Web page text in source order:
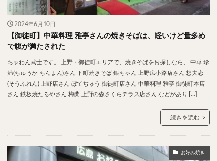
2024年6月10日
【御徒町】中華料理 雅亭さんの焼きそばは、軽いけど量多め
で腹が満たされた
ちゃわん武士です。 上野・御徒町エリアで、焼きそばをお探しなら、 中華 珍
満(ちゅうか ちんまん)さん 下町焼きそば 銀ちゃん 上野広小路店さん 想夫恋
(そうふれん) 上野店さん ぼてぢゅう 御徒町店さん 中華料理 雅亭 御徒町本店
さん 鉄板焼たるやさん 梅蘭 上野の森さくらテラス店さん などがあり […]
続きを読む
お好み焼き